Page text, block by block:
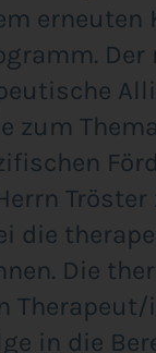
erneu­ten
Der
die
Die
in die